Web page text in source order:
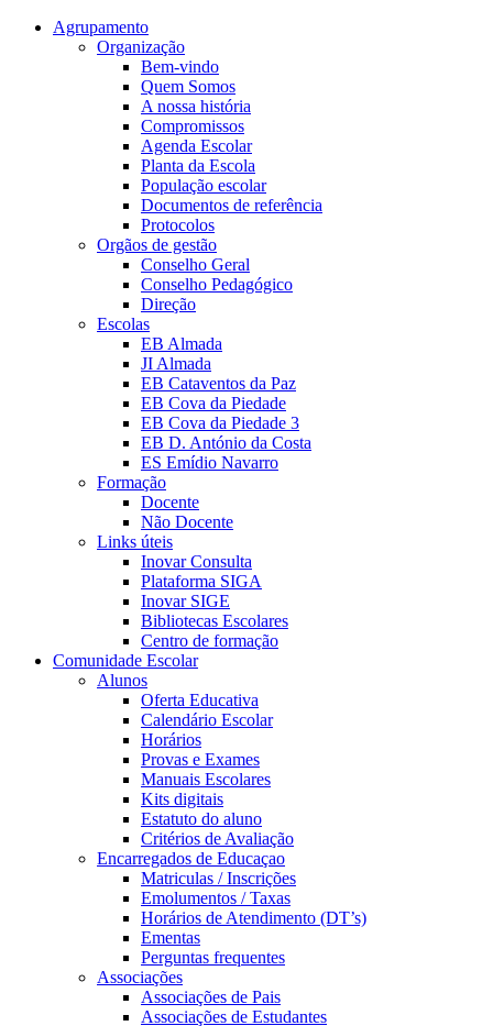
Agrupamento
Organização
Bem-vindo
Quem Somos
A nossa história
Compromissos
Agenda Escolar
Planta da Escola
População escolar
Documentos de referência
Protocolos
Orgãos de gestão
Conselho Geral
Conselho Pedagógico
Direção
Escolas
EB Almada
JI Almada
EB Cataventos da Paz
EB Cova da Piedade
EB Cova da Piedade 3
EB D. António da Costa
ES Emídio Navarro
Formação
Docente
Não Docente
Links úteis
Inovar Consulta
Plataforma SIGA
Inovar SIGE
Bibliotecas Escolares
Centro de formação
Comunidade Escolar
Alunos
Oferta Educativa
Calendário Escolar
Horários
Provas e Exames
Manuais Escolares
Kits digitais
Estatuto do aluno
Critérios de Avaliação
Encarregados de Educaçao
Matriculas / Inscrições
Emolumentos / Taxas
Horários de Atendimento (DT’s)
Ementas
Perguntas frequentes
Associações
Associações de Pais
Associações de Estudantes